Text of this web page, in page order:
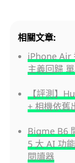
相關文章:
iPhone Air
主義回歸
【評測】
+ 相機依舊
Bigme B6
5 大 AI 功
閱讀器